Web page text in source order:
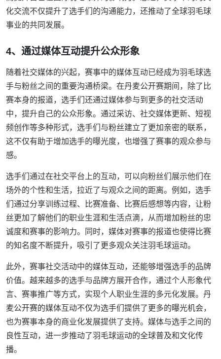
化交流不仅提升了选手们的沟通能力，还推动了全球羽毛球
事业的共同发展。
4、通过媒体互动提升公众形象
随着社交媒体的兴起，赛事中的媒体互动已经成为羽毛球选
手与粉丝之间的重要沟通桥梁。在丹麦公开赛期间，除了比
赛本身的报道，选手们还通过媒体参与到更多的社交活动
中，提升自己的公众形象。通过采访、社交媒体更新、短视
频创作等多种形式，选手们与粉丝建立了更加亲密的联系，
这不仅有助于增加选手的曝光度，也增强了赛事的观众参与
感。
选手们通过在社交平台上的互动，可以向粉丝们展示他们在
场外的个性和生活，拉近了与观众之间的距离。例如，选手
们通过分享训练过程、比赛准备、比赛后感想等内容，让粉
丝更加了解他们的职业生涯和生活点滴，从而增加粉丝的忠
诚度和赛事的影响力。同时，媒体对赛事的报道也使得比赛
的知名度不断提升，吸引了更多观众关注羽毛球运动。
此外，赛事社交活动中的媒体互动，还能够增强选手的品牌
价值。越来越多的选手与品牌方展开合作，通过个人形象代
言、赛事推广等方式，实现个人职业生涯的多元化发展。丹
麦公开赛的媒体互动不仅为选手们提供了更多的曝光机会，
也为赛事本身的商业化发展提供了支持。媒体与选手之间的
良性互动，进一步推动了羽毛球运动的全球普及和文化传
播。